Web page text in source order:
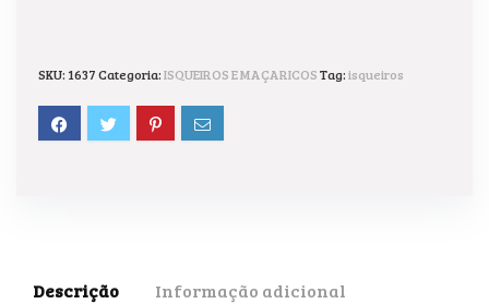
SKU: 1637Categoria:ISQUEIROS E MAÇARICOSTag:isqueiros
Descrição Informação adicional